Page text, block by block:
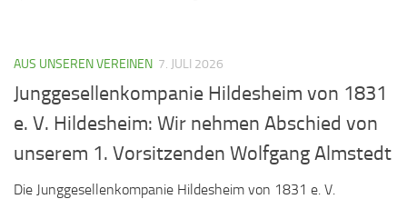
AUS UNSEREN VEREINEN 7. JULI 2026
Junggesellenkompanie Hildesheim von 1831
e. V. Hildesheim: Wir nehmen Abschied von
unserem 1. Vorsitzenden Wolfgang Almstedt
Die Junggesellenkompanie Hildesheim von 1831 e. V.